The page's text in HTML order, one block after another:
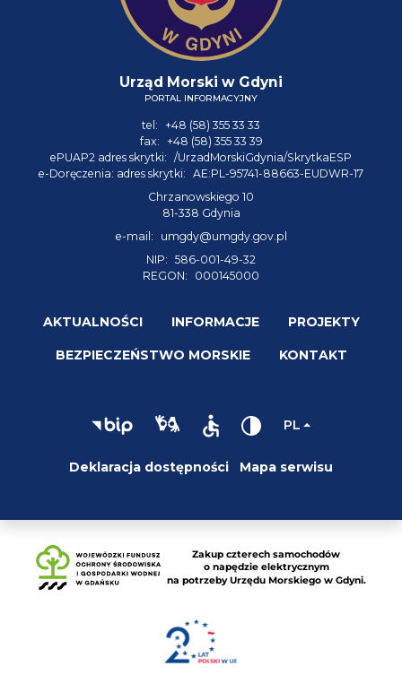
Urząd Morski w Gdyni
PORTAL INFORMACYJNY
tel: +48 (58) 355 33 33
fax: +48 (58) 355 33 39
ePUAP2 adres skrytki: /UrzadMorskiGdynia/SkrytkaESP
e-Doręczenia: adres skrytki: AE:PL-95741-88663-EUDWR-17
Chrzanowskiego 10
81-338 Gdynia
e-mail:
umgdy@umgdy.gov.pl
NIP: 586-001-49-32
REGON:
000145000
AKTUALNOŚCI INFORMACJE PROJEKTY
BEZPIECZEŃSTWO MORSKIE KONTAKT
PL
Deklaracja dostępności Mapa serwisu